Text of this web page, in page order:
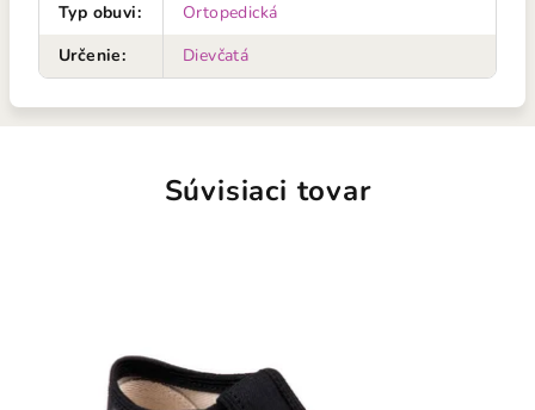
Typ obuvi:
Ortopedická
Určenie: Dievčatá
Súvisiaci tovar